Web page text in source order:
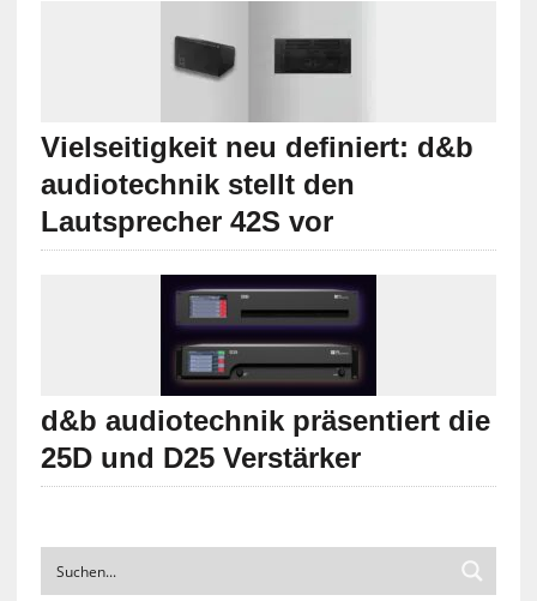
Vielseitigkeit neu definiert: d&b
audiotechnik stellt den
Lautsprecher 42S vor
d&b audiotechnik präsentiert die
25D und D25 Verstärker